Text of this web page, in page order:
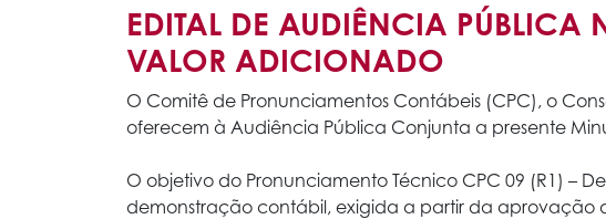
EDITAL DE AUDIÊNCIA
VALOR ADICIONADO
O Comitê de Pronunciamentos Contábeis (CPC), o
oferecem à Audiência Pública Conjunta a presente
O objetivo do Pronunciamento Técnico CPC 09 (R1) –
demonstração contábil, exigida a partir da aprovação